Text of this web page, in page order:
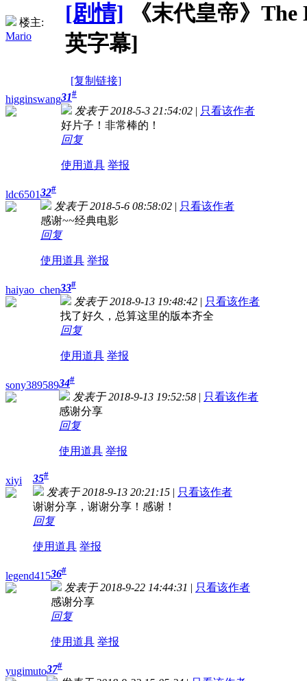
楼主:
Mario
[剧情]
《末代皇帝》
英字幕]
[复制链接]
higginswang31#
发表于 2018-5-3 21:54:02 | 只看该作者
好片子！非常棒的！
回复
使用道具 举报
ldc650132#
发表于 2018-5-6 08:58:02 | 只看该作者
感谢~~经典电影
回复
使用道具 举报
haiyao_chen33#
发表于 2018-9-13 19:48:42 | 只看该作者
找了好久，总算这里的版本齐全
回复
使用道具 举报
sony38958934#
发表于 2018-9-13 19:52:58 | 只看该作者
感谢分享
回复
使用道具 举报
xiyi 35#
发表于 2018-9-13 20:21:15 | 只看该作者
谢谢分享，谢谢分享！感谢！
回复
使用道具 举报
legend41536#
发表于 2018-9-22 14:44:31 | 只看该作者
感谢分享
回复
使用道具 举报
yugimuto37#